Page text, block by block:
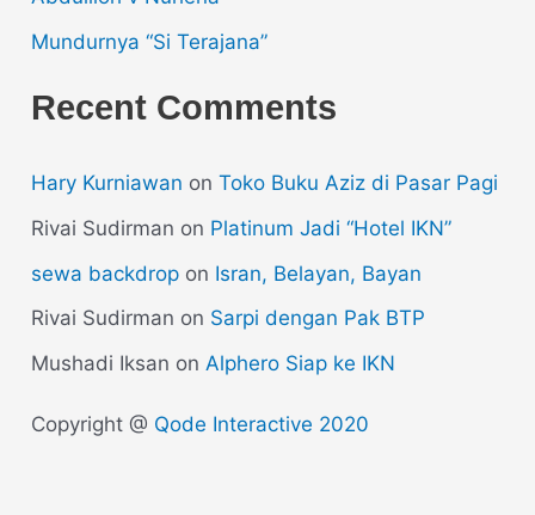
Mundurnya “Si Terajana”
Recent Comments
Hary Kurniawan onToko Buku Aziz di Pasar Pagi
Rivai Sudirman on Platinum Jadi “Hotel IKN”
sewa backdrop on Isran, Belayan, Bayan
Rivai Sudirman on Sarpi dengan Pak BTP
Mushadi Iksan onAlphero Siap ke IKN
Copyright @ Qode Interactive 2020